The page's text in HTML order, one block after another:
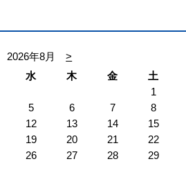
2026年8月
>
水 木 金
土
1
5 6 7
8
12 13 14
15
19 20 21
22
26 27 28
29